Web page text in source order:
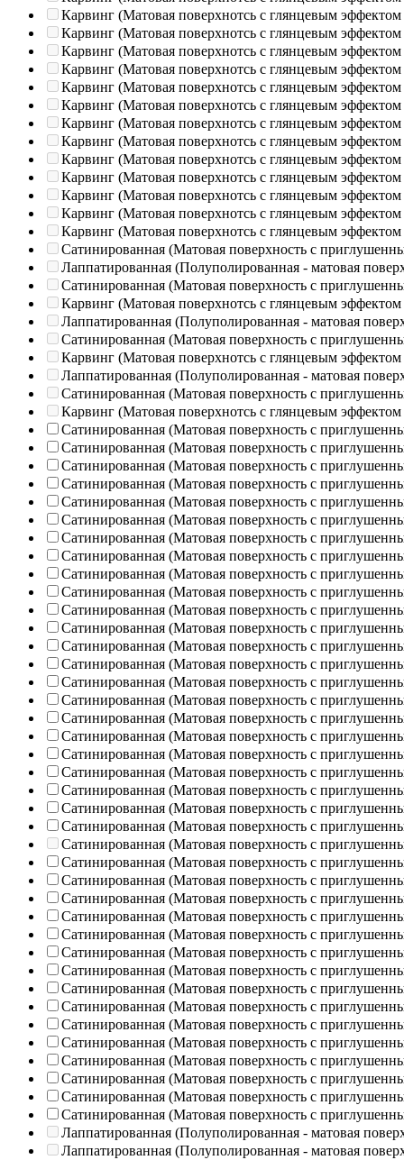
Карвинг (Матовая поверхнотсь с глянцевым эффектом
Карвинг (Матовая поверхнотсь с глянцевым эффектом
Карвинг (Матовая поверхнотсь с глянцевым эффектом
Карвинг (Матовая поверхнотсь с глянцевым эффектом
Карвинг (Матовая поверхнотсь с глянцевым эффектом
Карвинг (Матовая поверхнотсь с глянцевым эффектом
Карвинг (Матовая поверхнотсь с глянцевым эффектом
Карвинг (Матовая поверхнотсь с глянцевым эффектом
Карвинг (Матовая поверхнотсь с глянцевым эффектом
Карвинг (Матовая поверхнотсь с глянцевым эффектом
Карвинг (Матовая поверхнотсь с глянцевым эффектом
Карвинг (Матовая поверхнотсь с глянцевым эффектом
Карвинг (Матовая поверхнотсь с глянцевым эффектом
Сатинированная (Матовая поверхность с
Лаппатированная (Полуполированная - матовая
Сатинированная (Матовая поверхность с
Карвинг (Матовая поверхнотсь с глянцевым эффектом
Лаппатированная (Полуполированная - матовая
Сатинированная (Матовая поверхность с
Карвинг (Матовая поверхнотсь с глянцевым эффектом
Лаппатированная (Полуполированная - матовая
Сатинированная (Матовая поверхность с
Карвинг (Матовая поверхнотсь с глянцевым эффектом
Сатинированная (Матовая поверхность с
Сатинированная (Матовая поверхность с
Сатинированная (Матовая поверхность с
Сатинированная (Матовая поверхность с
Сатинированная (Матовая поверхность с
Сатинированная (Матовая поверхность с
Сатинированная (Матовая поверхность с
Сатинированная (Матовая поверхность с
Сатинированная (Матовая поверхность с
Сатинированная (Матовая поверхность с
Сатинированная (Матовая поверхность с
Сатинированная (Матовая поверхность с
Сатинированная (Матовая поверхность с
Сатинированная (Матовая поверхность с
Сатинированная (Матовая поверхность с
Сатинированная (Матовая поверхность с
Сатинированная (Матовая поверхность с
Сатинированная (Матовая поверхность с
Сатинированная (Матовая поверхность с
Сатинированная (Матовая поверхность с
Сатинированная (Матовая поверхность с
Сатинированная (Матовая поверхность с
Сатинированная (Матовая поверхность с
Сатинированная (Матовая поверхность с
Сатинированная (Матовая поверхность с
Сатинированная (Матовая поверхность с
Сатинированная (Матовая поверхность с
Сатинированная (Матовая поверхность с
Сатинированная (Матовая поверхность с
Сатинированная (Матовая поверхность с
Сатинированная (Матовая поверхность с
Сатинированная (Матовая поверхность с
Сатинированная (Матовая поверхность с
Сатинированная (Матовая поверхность с
Сатинированная (Матовая поверхность с
Сатинированная (Матовая поверхность с
Сатинированная (Матовая поверхность с
Сатинированная (Матовая поверхность с
Сатинированная (Матовая поверхность с
Лаппатированная (Полуполированная - матовая
Лаппатированная (Полуполированная - матовая